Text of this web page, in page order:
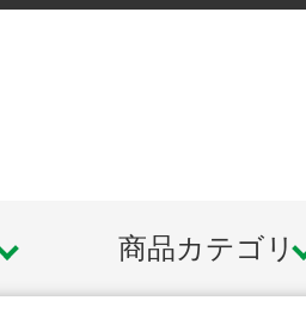
商品カテゴリ